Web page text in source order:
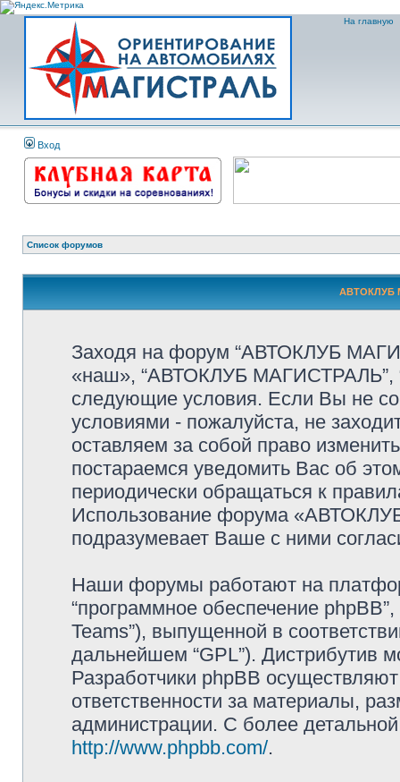
На главную
Вход
Список форумов
АВТОКЛУБ
Заходя на форум “АВТОКЛУБ
«наш», “АВТОКЛУБ МАГИСТРАЛЬ”,
следующие условия. Если Вы не
условиями - пожалуйста, не
оставляем за собой право
постараемся уведомить Вас об
периодически обращаться к
Использование форума
подразумевает Ваше с ними
Наши форумы работают на
“программное обеспечение
Teams”), выпущенной в
дальнейшем “GPL”). Дистрибутив
Разработчики phpBB
ответственности за материалы,
администрации. С более
http://www.phpbb.com/.